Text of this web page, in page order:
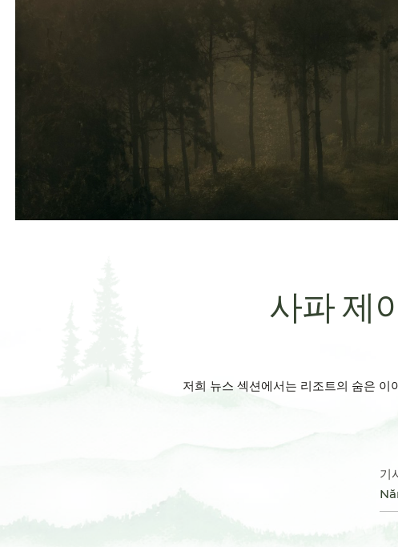
사파 제
저희 뉴스 섹션에서는 리조트의 숨은 이
기